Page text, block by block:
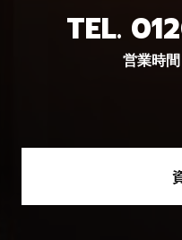
TEL.
営業時